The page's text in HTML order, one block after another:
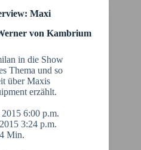
Maxi
von Kambrium
in die Show
Thema und so
über Maxis
erzählt.
6:00 p.m.
3:24 p.m.
Min.